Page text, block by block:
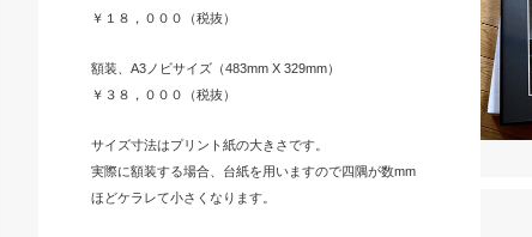
￥１８，０００（税抜）
額装、A3ノビサイズ（483mm X 329mm）
￥３８，０００（税抜）
サイズ寸法はプリント紙の大きさです。
実際に額装する場合、台紙を用いますので四隅が数mm
ほどケラレて小さくなります。